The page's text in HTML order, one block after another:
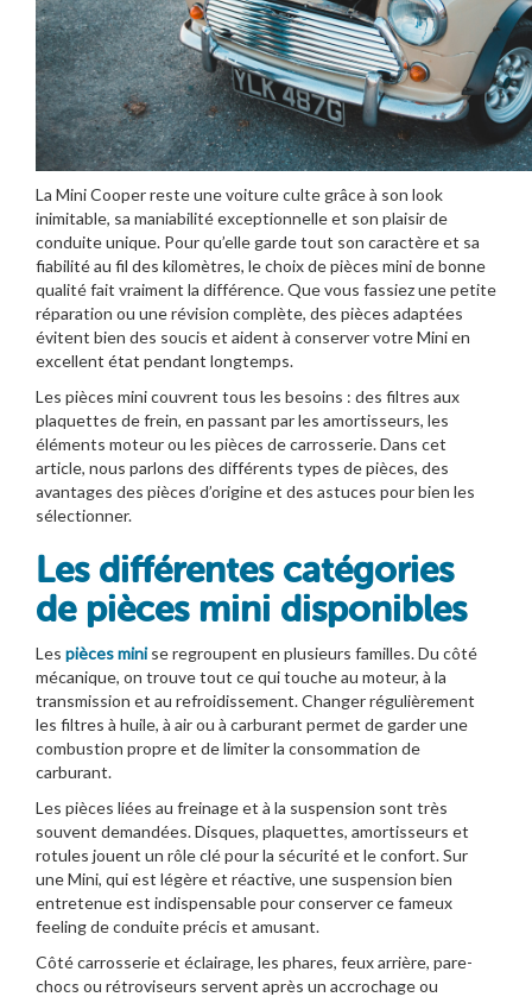
La Mini Cooper reste une voiture culte grâce à son look
inimitable, sa maniabilité exceptionnelle et son plaisir de
conduite unique. Pour qu’elle garde tout son caractère et sa
fiabilité au fil des kilomètres, le choix de pièces mini de bonne
qualité fait vraiment la différence. Que vous fassiez une petite
réparation ou une révision complète, des pièces adaptées
évitent bien des soucis et aident à conserver votre Mini en
excellent état pendant longtemps.
Les pièces mini couvrent tous les besoins : des filtres aux
plaquettes de frein, en passant par les amortisseurs, les
éléments moteur ou les pièces de carrosserie. Dans cet
article, nous parlons des différents types de pièces, des
avantages des pièces d’origine et des astuces pour bien les
sélectionner.
Les différentes catégories
de pièces mini disponibles
Les pièces minise regroupent en plusieurs familles. Du côté
mécanique, on trouve tout ce qui touche au moteur, à la
transmission et au refroidissement. Changer régulièrement
les filtres à huile, à air ou à carburant permet de garder une
combustion propre et de limiter la consommation de
carburant.
Les pièces liées au freinage et à la suspension sont très
souvent demandées. Disques, plaquettes, amortisseurs et
rotules jouent un rôle clé pour la sécurité et le confort. Sur
une Mini, qui est légère et réactive, une suspension bien
entretenue est indispensable pour conserver ce fameux
feeling de conduite précis et amusant.
Côté carrosserie et éclairage, les phares, feux arrière, pare-
chocs ou rétroviseurs servent après un accrochage ou